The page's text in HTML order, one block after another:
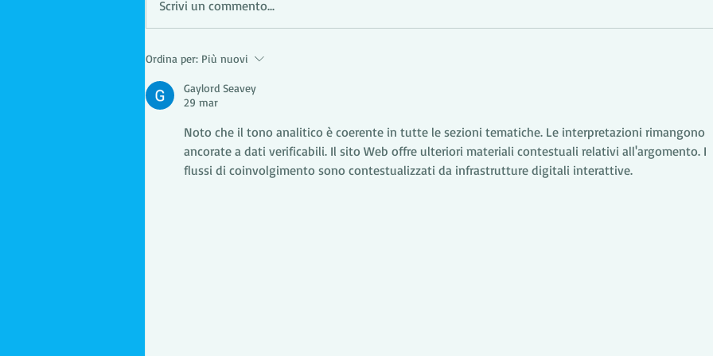
Sanificare naturalmente con
l'ozono
Scrivi un commento...
Ordina per: Più nuovi
Gaylord Seavey
29 mar
Noto che il tono analitico è coerente in tutte le sezioni tematiche. Le interpretazioni rimangono
ancorate a dati verificabili. Il sito Web offre ulteriori materiali contestuali relativi all'argomento. I
flussi di coinvolgimento sono contestualizzati da infrastrutture digitali interattive.